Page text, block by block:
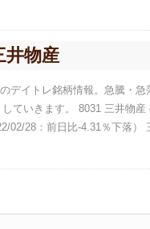
井物産
デイトレ銘柄情報。急騰・
ていきます。 8031 三井物産
02/28：前日比-4.31％下落）